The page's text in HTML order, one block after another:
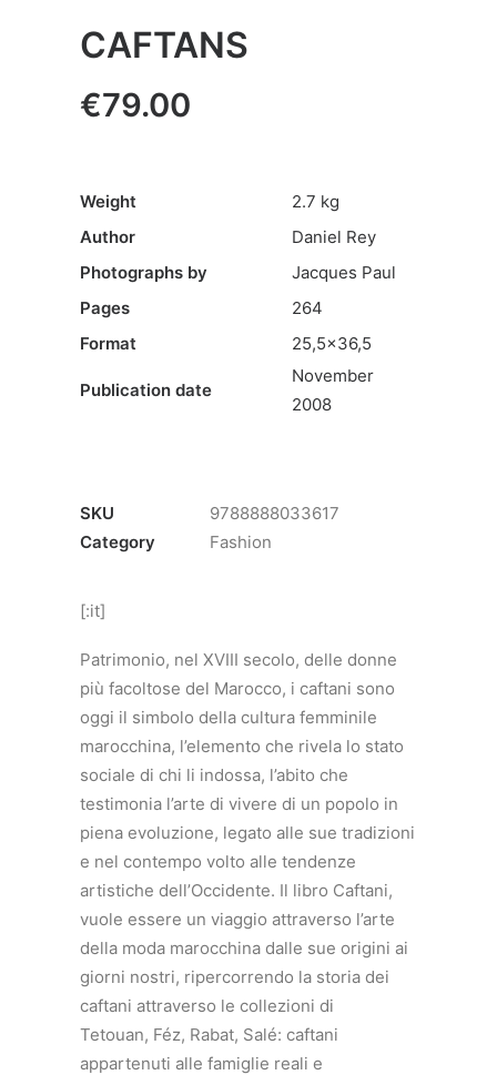
CAFTANS
€79.00
Weight
2.7 kg
Author
Daniel Rey
Photographs by
Jacques Paul
Pages
264
Format
25,5×36,5
Publication date
November
2008
SKU
9788888033617
Category
Fashion
[:it]
Patrimonio, nel XVIII secolo, delle donne
più facoltose del Marocco, i caftani sono
oggi il simbolo della cultura femminile
marocchina, l’elemento che rivela lo stato
sociale di chi li indossa, l’abito che
testimonia l’arte di vivere di un popolo in
piena evoluzione, legato alle sue tradizioni
e nel contempo volto alle tendenze
artistiche dell’Occidente. Il libro Caftani,
vuole essere un viaggio attraverso l’arte
della moda marocchina dalle sue origini ai
giorni nostri, ripercorrendo la storia dei
caftani attraverso le collezioni di
Tetouan, Féz, Rabat, Salé: caftani
appartenuti alle famiglie reali e